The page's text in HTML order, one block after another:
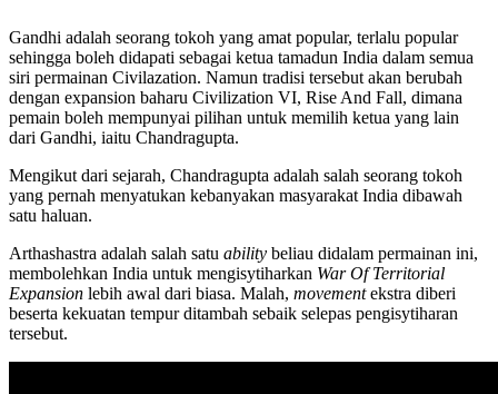
Gandhi adalah seorang tokoh yang amat popular, terlalu popular
sehingga boleh didapati sebagai ketua tamadun India dalam semua
siri permainan Civilazation. Namun tradisi tersebut akan berubah
dengan expansion baharu Civilization VI, Rise And Fall, dimana
pemain boleh mempunyai pilihan untuk memilih ketua yang lain
dari Gandhi, iaitu Chandragupta.
Mengikut dari sejarah, Chandragupta adalah salah seorang tokoh
yang pernah menyatukan kebanyakan masyarakat India dibawah
satu haluan.
Arthashastra adalah salah satu ability beliau didalam permainan ini,
membolehkan India untuk mengisytiharkan War Of Territorial
Expansion lebih awal dari biasa. Malah, movementekstra diberi
beserta kekuatan tempur ditambah sebaik selepas pengisytiharan
tersebut.